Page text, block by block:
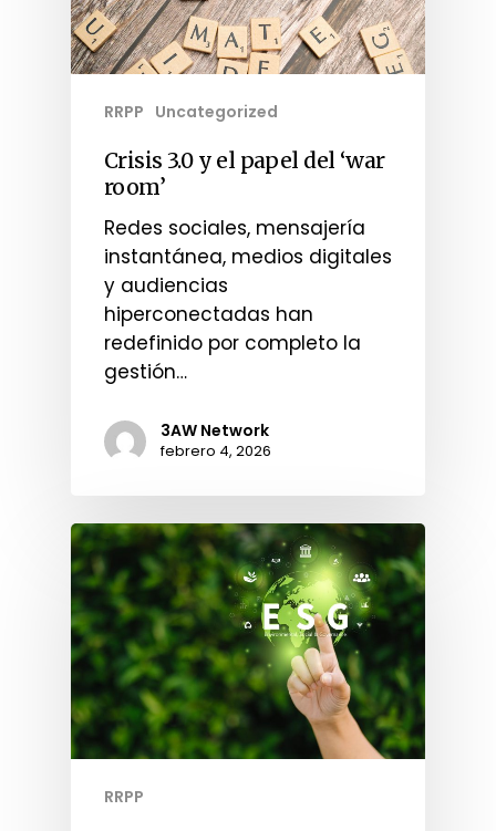
RRPP Uncategorized
Crisis 3.0 y el papel del ‘war
room’
Redes sociales, mensajería
instantánea, medios digitales
y audiencias
hiperconectadas han
redefinido por completo la
gestión…
3AW Network
febrero 4, 2026
RRPP